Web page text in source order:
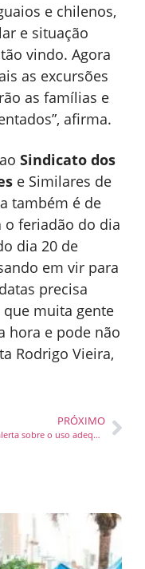
e chilenos,
e situação
vindo. Agora
as excursões
as famílias e
afirma.
Sindicato dos
e Similares de
também é de
o feriadão do dia
dia 20 de
em vir para
precisa
muita gente
hora e pode não
Rodrigo Vieira,
PRÓXIMO
Emasa alerta sobre o uso adequado da água e evitar desperdicio